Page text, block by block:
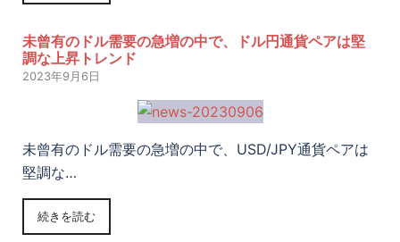
未曾有のドル需要の急増の中で、ドル円通貨ペアは堅
調な上昇トレンド
2023年9月6日
未曾有のドル需要の急増の中で、USD/JPY通貨ペアは
堅調な…
続きを読む